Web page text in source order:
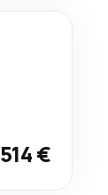
514 €